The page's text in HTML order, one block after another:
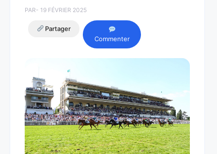
PAR- 19 FÉVRIER 2025
Partager
Commenter